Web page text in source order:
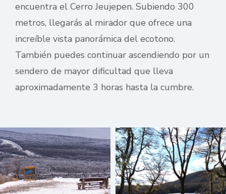
encuentra el Cerro Jeujepen. Subiendo 300
metros, llegarás al mirador que ofrece una
increíble vista panorámica del ecotono.
También puedes continuar ascendiendo por un
sendero de mayor dificultad que lleva
aproximadamente 3 horas hasta la cumbre.